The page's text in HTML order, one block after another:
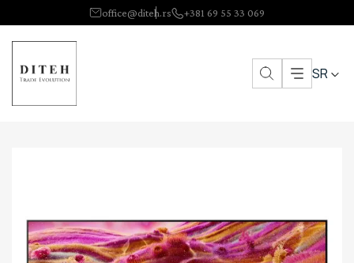
office@diteh.rs +381 69 55 33 069
SR